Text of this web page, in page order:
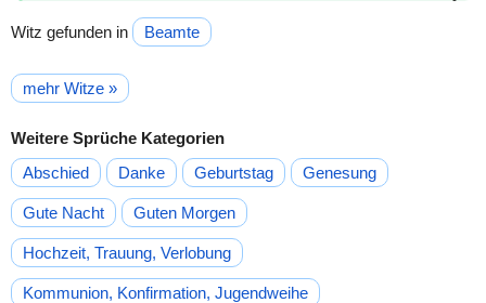
Witz gefunden in Beamte
mehr Witze »
Weitere Sprüche Kategorien
Abschied
Danke Geburtstag Genesung
Gute Nacht Guten Morgen
Hochzeit, Trauung, Verlobung
Kommunion, Konfirmation, Jugendweihe